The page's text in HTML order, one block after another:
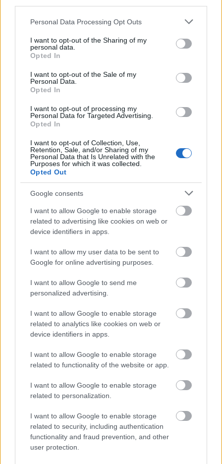
Please note that this website/app uses one or more Google
not limited to your visit or usage behaviour. You may click to
grant or deny consent to Google and its third-party tags to
use your data for below specified purposes in below Google
consent section.
Personal Data Processing Opt Outs
I want to opt-out of the Sharing of my
personal data.
Opted In
I want to opt-out of the Sale of my
Personal Data.
Opted In
I want to opt-out of processing my
Personal Data for Targeted Advertising.
Opted In
I want to opt-out of Collection, Use,
Retention, Sale, and/or Sharing of my
Personal Data that Is Unrelated with the
Purposes for which it was collected.
Opted Out
Google consents
I want to allow Google to enable storage
related to advertising like cookies on web or
device identifiers in apps.
I want to allow my user data to be sent to
Google for online advertising purposes.
I want to allow Google to send me
personalized advertising.
I want to allow Google to enable storage
related to analytics like cookies on web or
device identifiers in apps.
I want to allow Google to enable storage
related to functionality of the website or app.
I want to allow Google to enable storage
related to personalization.
I want to allow Google to enable storage
related to security, including authentication
functionality and fraud prevention, and other
user protection.
elkerülésében
Itt az ÉVOSZ megoldása a hőhullámok és az
energiakrízis kezelésére
BKK KM Építő Kft. Főmterv Mérnöki Tervező Zrt.
Látványos építési szakasz indult be a Flórián téri
felüljárón
A tartós nyári hőség jelentős kihívás elé állítja a KM Építőt,
ennek ellenére folyamatosan halad az aszfaltozás.